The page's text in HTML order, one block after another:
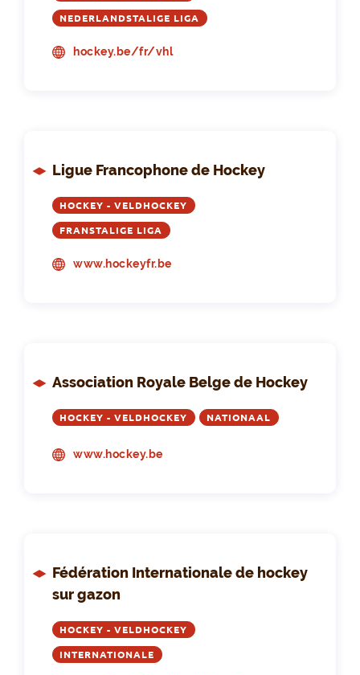
NEDERLANDSTALIGE LIGA
hockey.be/fr/vhl
Ligue Francophone de Hockey
HOCKEY - VELDHOCKEY
FRANSTALIGE LIGA
www.hockeyfr.be
Association Royale Belge de Hockey
HOCKEY - VELDHOCKEY NATIONAAL
www.hockey.be
Fédération Internationale de hockey
sur gazon
HOCKEY - VELDHOCKEY
INTERNATIONALE